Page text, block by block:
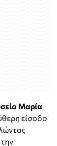
Μαρία
είσοδο